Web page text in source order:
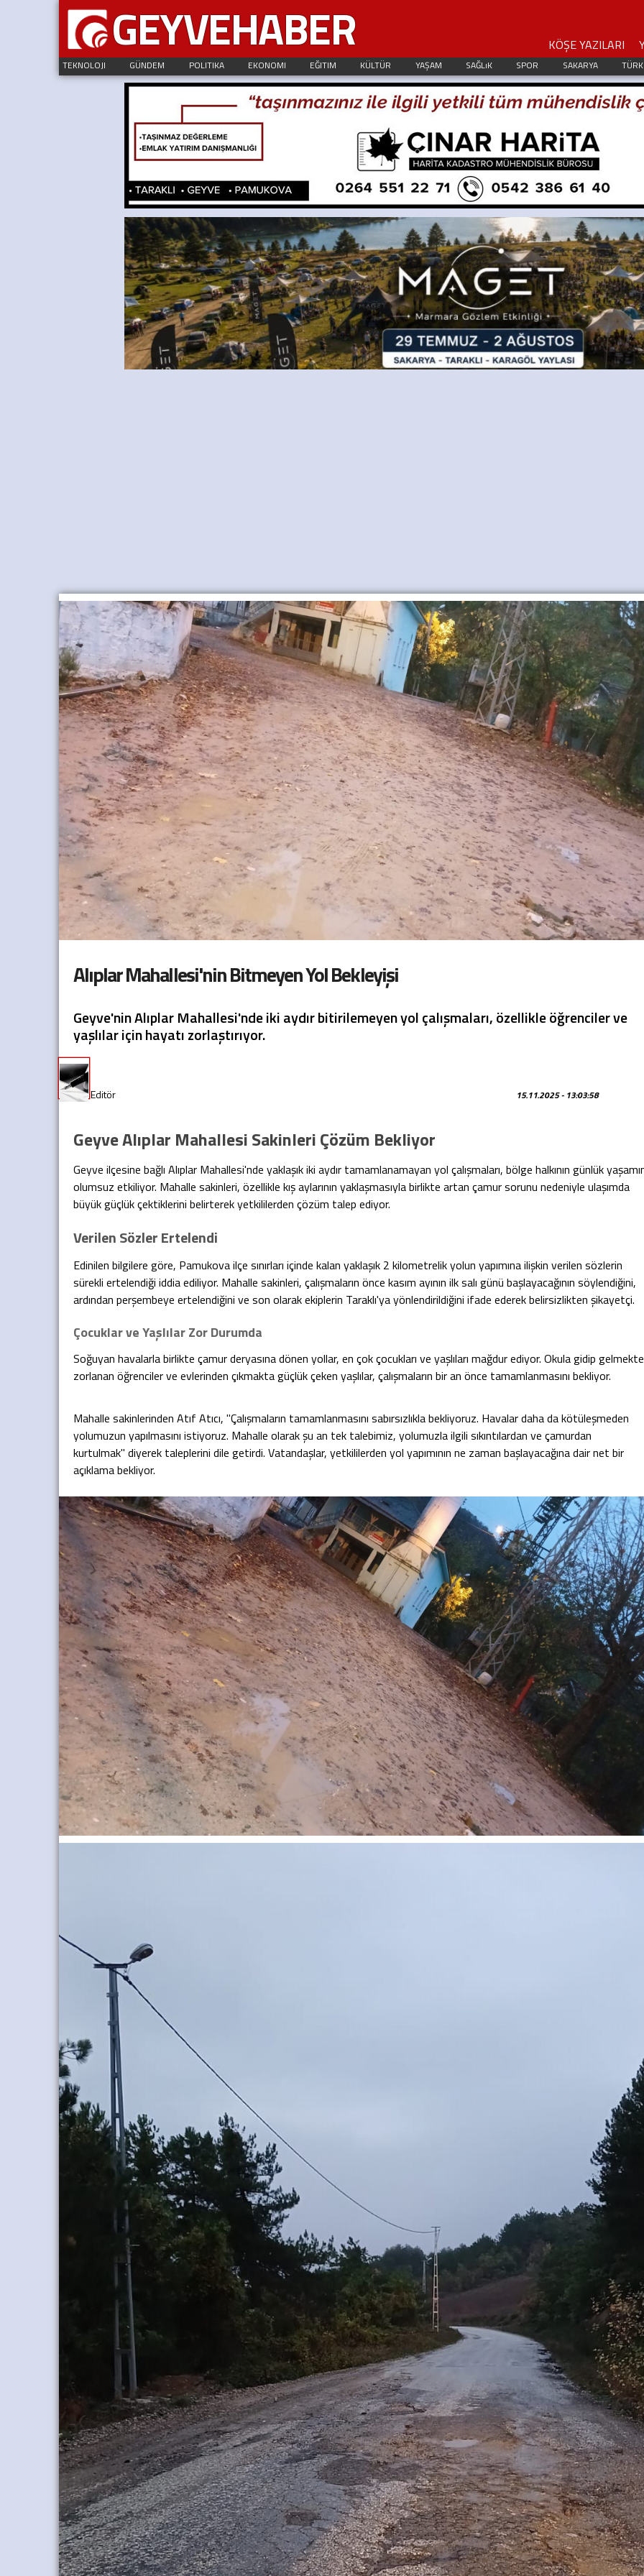
GEYVEHABER KÖŞE YAZILARI
TEKNOLOJI GÜNDEM POLITIKA EKONOMI EĞITIM KÜLTÜR YAŞAM SAĞLıK SPOR SAKARYA
Alıplar Mahallesi'nin Bitmeyen Yol Bekleyişi
Geyve'nin Alıplar Mahallesi'nde iki aydır bitirilemeyen yol çalışmaları, özellikle öğrenciler ve
yaşlılar için hayatı zorlaştırıyor.
Editör
15.11.2025 - 13:03:58
Geyve Alıplar Mahallesi Sakinleri Çözüm Bekliyor
Geyve ilçesine bağlı Alıplar Mahallesi'nde yaklaşık iki aydır tamamlanamayan yol çalışmaları, bölge halkının günlük
olumsuz etkiliyor. Mahalle sakinleri, özellikle kış aylarının yaklaşmasıyla birlikte artan çamur sorunu nedeniyle ulaşımda
büyük güçlük çektiklerini belirterek yetkililerden çözüm talep ediyor.
Verilen Sözler Ertelendi
Edinilen bilgilere göre, Pamukova ilçe sınırları içinde kalan yaklaşık 2 kilometrelik yolun yapımına ilişkin verilen sözlerin
sürekli ertelendiği iddia ediliyor. Mahalle sakinleri, çalışmaların önce kasım ayının ilk salı günü başlayacağının söylendiğini,
ardından perşembeye ertelendiğini ve son olarak ekiplerin Taraklı'ya yönlendirildiğini ifade ederek belirsizlikten şikayetçi.
Çocuklar ve Yaşlılar Zor Durumda
Soğuyan havalarla birlikte çamur deryasına dönen yollar, en çok çocukları ve yaşlıları mağdur ediyor. Okula gidip gelmekte
zorlanan öğrenciler ve evlerinden çıkmakta güçlük çeken yaşlılar, çalışmaların bir an önce tamamlanmasını bekliyor.
Mahalle sakinlerinden Atıf Atıcı, "Çalışmaların tamamlanmasını sabırsızlıkla bekliyoruz. Havalar daha da kötüleşmeden
yolumuzun yapılmasını istiyoruz. Mahalle olarak şu an tek talebimiz, yolumuzla ilgili sıkıntılardan ve çamurdan
kurtulmak" diyerek taleplerini dile getirdi. Vatandaşlar, yetkililerden yol yapımının ne zaman başlayacağına dair net bir
açıklama bekliyor.